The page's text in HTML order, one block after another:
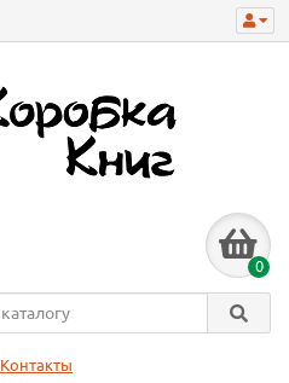
0
Контакты